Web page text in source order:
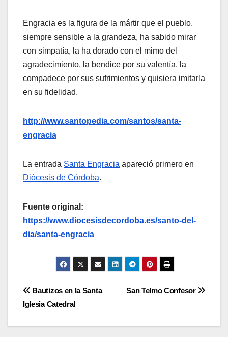
Engracia es la figura de la mártir que el pueblo,
siempre sensible a la grandeza, ha sabido mirar
con simpatía, la ha dorado con el mimo del
agradecimiento, la bendice por su valentía, la
compadece por sus sufrimientos y quisiera imitarla
en su fidelidad.
http://www.santopedia.com/santos/santa-
engracia
La entrada Santa Engracia apareció primero en
Diócesis de Córdoba.
Fuente original:
https://www.diocesisdecordoba.es/santo-del-
dia/santa-engracia
Navegación
de
San Telmo Confesor
Bautizos en la Santa
Iglesia Catedral